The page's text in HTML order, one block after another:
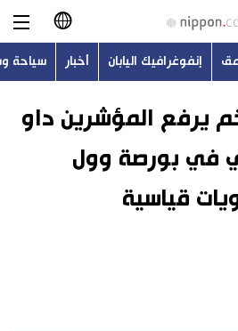
日本語
English
简体字
إنفوغرافيك اليابان أخبار سياحة
يرفع المؤشرين داو
في بورصة وول
قياسية